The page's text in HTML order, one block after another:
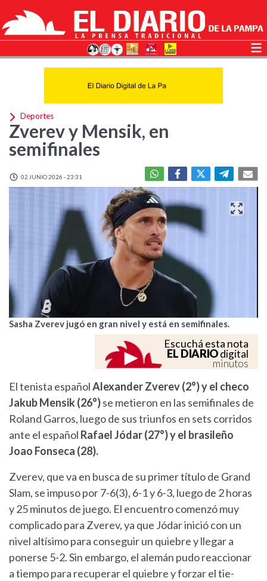
Deportes
Zverev y Mensik, en
semifinales
02 JUNIO 2026 - 23:31
Sasha Zverev jugó en gran nivel y está en semifinales.
Escuchá esta nota
EL DIARIOdigital
minutos
El tenista españolAlexander Zverev (2°) y el checo
Jakub Mensik (26°)se metieron en las semifinales de
Roland Garros, luego de sus triunfos en sets corridos
ante el español Rafael Jódar (27°) y el brasileño
Joao Fonseca (28).
Zverev, que va en busca de su primer título de Grand
Slam, se impuso por 7-6(3), 6-1 y 6-3, luego de 2 horas
y 25 minutos de juego. El encuentro comenzó muy
complicado para Zverev, ya que Jódar inició con un
nivel altísimo para conseguir un quiebre y llegar a
ponerse 5-2. Sin embargo, el alemán pudo reaccionar
a tiempo para recuperar el quiebre y forzar el tie-